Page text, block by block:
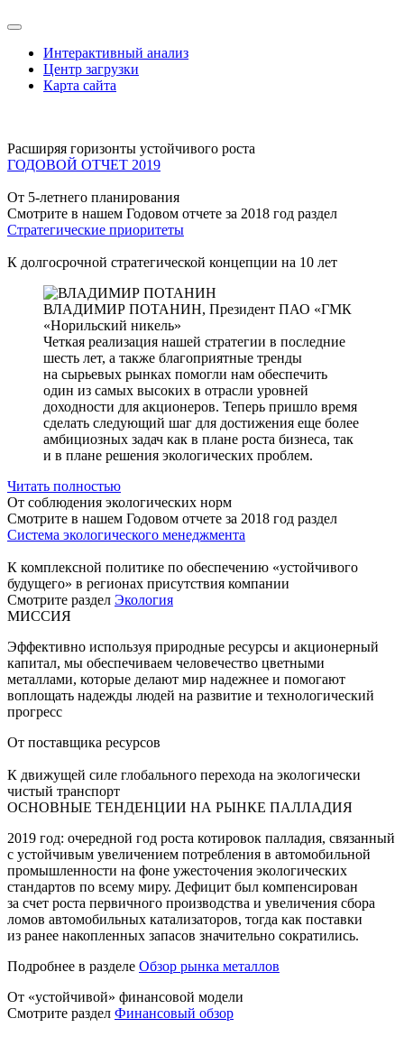
Интерактивный анализ
Центр загрузки
Карта сайта
Расширяя горизонты устойчивого роста
ГОДОВОЙ ОТЧЕТ 2019
От 5-летнего планирования
Смотрите в нашем Годовом отчете за 2018 год раздел
Стратегические приоритеты
К долгосрочной стратегической концепции на 10 лет
ВЛАДИМИР ПОТАНИН, Президент ПАО «ГМК
«Норильский никель»
Четкая реализация нашей стратегии в последние
шесть лет, а также благоприятные тренды
на сырьевых рынках помогли нам обеспечить
один из самых высоких в отрасли уровней
доходности для акционеров. Теперь пришло время
сделать следующий шаг для достижения еще более
амбициозных задач как в плане роста бизнеса, так
и в плане решения экологических проблем.
Читать полностью
От соблюдения экологических норм
Смотрите в нашем Годовом отчете за 2018 год раздел
Система экологического менеджмента
К комплексной политике по обеспечению «устойчивого
будущего» в регионах присутствия компании
Смотрите раздел Экология
МИССИЯ
Эффективно используя природные ресурсы и акционерный
капитал, мы обеспечиваем человечество цветными
металлами, которые делают мир надежнее и помогают
воплощать надежды людей на развитие и технологический
прогресс
От поставщика ресурсов
К движущей силе глобального перехода на экологически
чистый транспорт
ОСНОВНЫЕ ТЕНДЕНЦИИ НА РЫНКЕ ПАЛЛАДИЯ
2019 год: очередной год роста котировок палладия, связанный
с устойчивым увеличением потребления в автомобильной
промышленности на фоне ужесточения экологических
стандартов по всему миру. Дефицит был компенсирован
за счет роста первичного производства и увеличения сбора
ломов автомобильных катализаторов, тогда как поставки
из ранее накопленных запасов значительно сократились.
Подробнее в разделе Обзор рынка металлов
От «устойчивой» финансовой модели
Смотрите раздел Финансовый обзор